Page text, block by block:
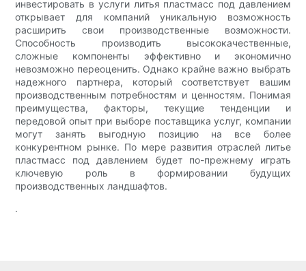
инвестировать в услуги литья пластмасс под давлением
открывает для компаний уникальную возможность
расширить свои производственные возможности.
Способность производить высококачественные,
сложные компоненты эффективно и экономично
невозможно переоценить. Однако крайне важно выбрать
надежного партнера, который соответствует вашим
производственным потребностям и ценностям. Понимая
преимущества, факторы, текущие тенденции и
передовой опыт при выборе поставщика услуг, компании
могут занять выгодную позицию на все более
конкурентном рынке. По мере развития отраслей литье
пластмасс под давлением будет по-прежнему играть
ключевую роль в формировании будущих
производственных ландшафтов.
.